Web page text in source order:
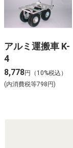
アルミ運搬車 K-
4
8,778円（10%税込）
(内消費税等798円)